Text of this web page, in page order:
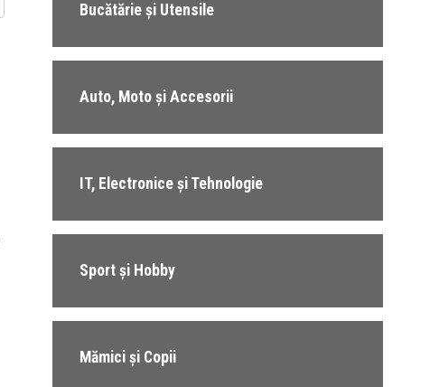
Bucătărie și Utensile
Auto, Moto și Accesorii
IT, Electronice și Tehnologie
Sport și Hobby
Mămici și Copii